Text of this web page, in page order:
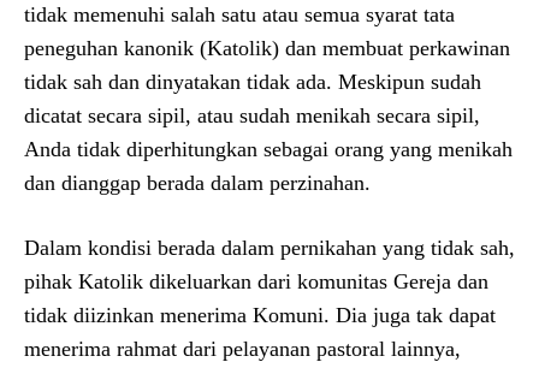
tidak memenuhi salah satu atau semua syarat tata
peneguhan kanonik (Katolik) dan membuat perkawinan
tidak sah dan dinyatakan tidak ada. Meskipun sudah
dicatat secara sipil, atau sudah menikah secara sipil,
Anda tidak diperhitungkan sebagai orang yang menikah
dan dianggap berada dalam perzinahan.
Dalam kondisi berada dalam pernikahan yang tidak sah,
pihak Katolik dikeluarkan dari komunitas Gereja dan
tidak diizinkan menerima Komuni. Dia juga tak dapat
menerima rahmat dari pelayanan pastoral lainnya,